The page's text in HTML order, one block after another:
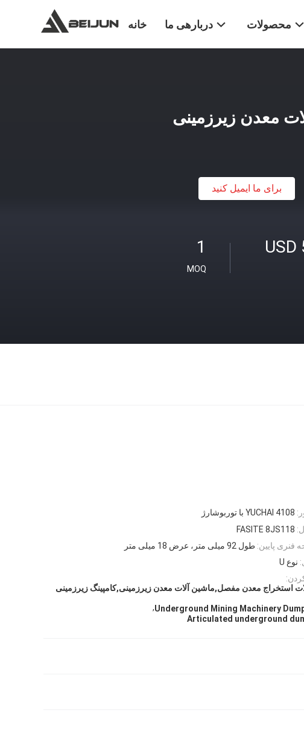
خانه دربارهی ما محصولات
برای ما ایمیل کنید
1
MOQ
YUCHAI 4108 با توربوشارژ
FASITE 8JS118
فنری پایین: طول 92 میلی متر، عرض 18 میلی متر
نوع U
استخراج معدن مفصل,ماشین آلات معدن زیرزمینی,کامپینگ زیرزمینی
Underground Mining Machinery
,
Articulated underground